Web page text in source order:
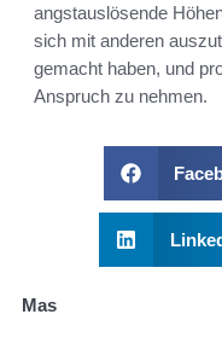
angstauslösende
sich mit anderen
gemacht haben, und
Anspruch zu nehmen.
Mas